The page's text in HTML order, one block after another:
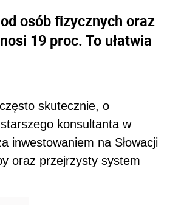
osób fizycznych oraz
19 proc. To ułatwia
skutecznie, o
konsultanta w
inwestowaniem na Słowacji
oraz przejrzysty system